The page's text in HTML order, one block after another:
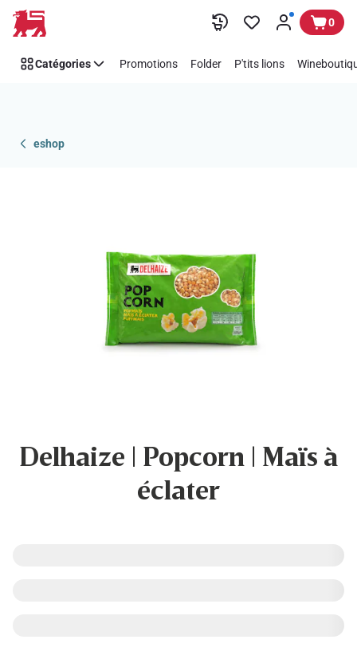
Passer 0
Catégories Promotions Folder P'tits lions
eshop
Delhaize | Popcorn | Maïs à
éclater